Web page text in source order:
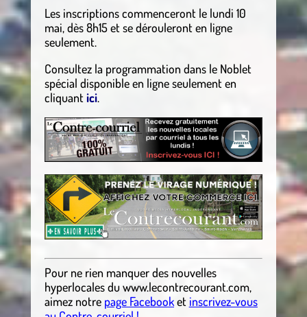
Les inscriptions commenceront le lundi 10
mai, dès 8h15 et se dérouleront en ligne
seulement.
Consultez la programmation dans le Noblet
spécial disponible en ligne seulement en
cliquant ici.
Pour ne rien manquer des nouvelles
hyperlocalesduwww.lecontrecourant.com,
aimez notre page Facebooket inscrivez-vous